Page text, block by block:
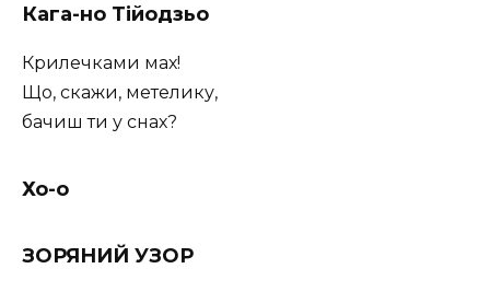
Кага-но Тійодзьо
Крилечками мах!
Що, скажи, метелику,
бачиш ти у снах?
Хо-о
ЗОРЯНИЙ УЗОР